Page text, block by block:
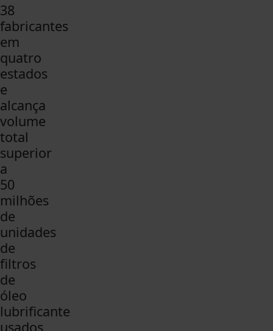
38
fabricantes
em
quatro
estados
e
alcança
volume
total
superior
a
50
milhões
de
unidades
de
filtros
de
óleo
lubrificante
usados